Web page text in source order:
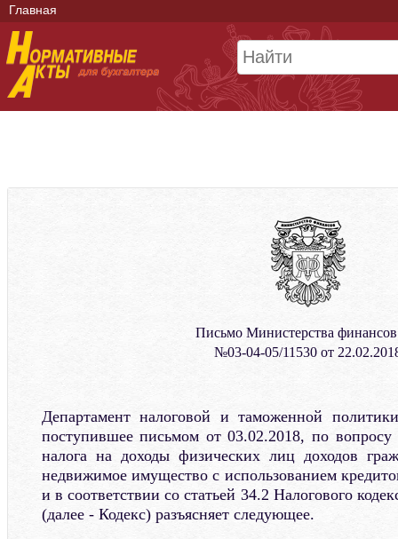
Главная
Письмо Министерства
№03-04-05/11530 от
Департамент налоговой и таможенной
поступившее письмом от 03.02.2018, по
налога на доходы физических лиц доходов
недвижимое имущество с использованием
и в соответствии со статьей 34.2 Налогового
(далее - Кодекс) разъясняет следующее.